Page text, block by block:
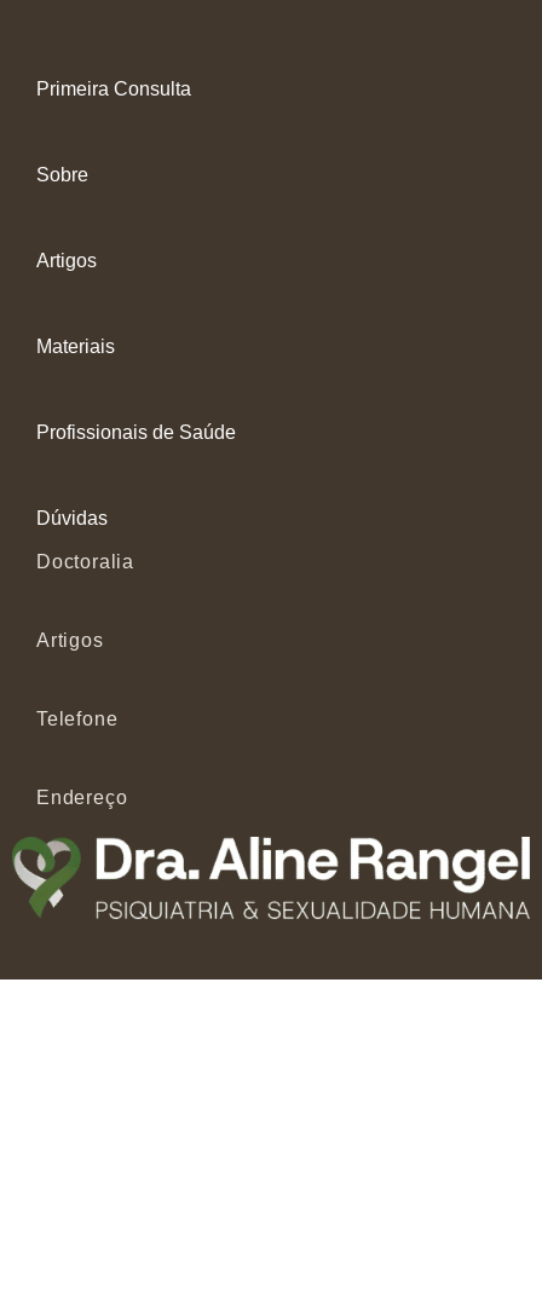
Primeira Consulta
Sobre
Artigos
Materiais
Profissionais de Saúde
Dúvidas
Doctoralia
Artigos
Telefone
Endereço